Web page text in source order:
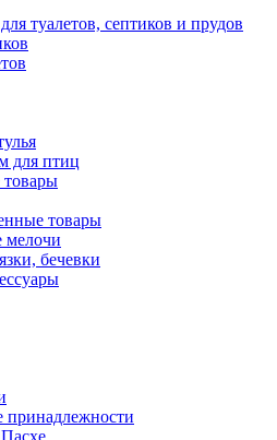
туалетов, септиков и прудов
для птиц
товары
товары
мелочи
бечевки
принадлежности